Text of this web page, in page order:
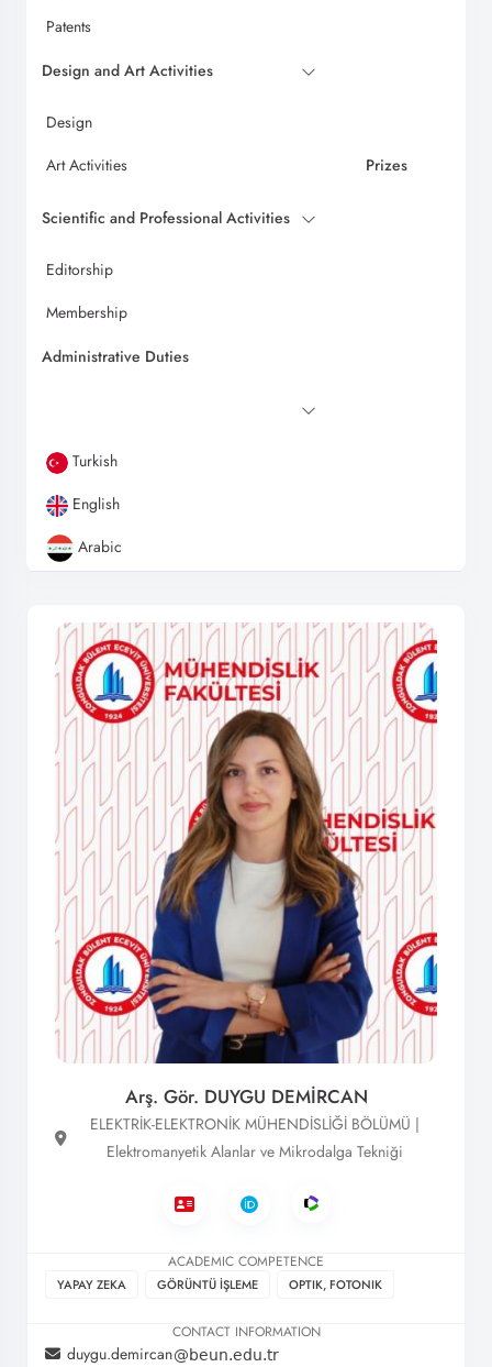
Patents
Design and Art Activities
Design
Art Activities
Prizes
Scientific and Professional Activities
Editorship
Membership
Administrative Duties
Turkish
English
Arabic
Arş. Gör. DUYGU DEMİRCAN
ELEKTRİK-ELEKTRONİK MÜHENDİSLİĞİ BÖLÜMÜ |
Elektromanyetik Alanlar ve Mikrodalga Tekniği
ACADEMIC COMPETENCE
YAPAY ZEKA GÖRÜNTÜ İŞLEME OPTIK, FOTONIK
CONTACT INFORMATION
duygu.demircan